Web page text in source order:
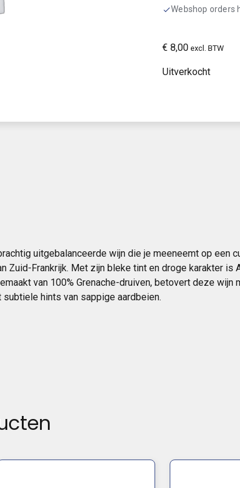
checkWebshop orders
€ 8,00 excl. BTW
Uitverkocht
uitgebalanceerde wijn die je meeneemt op een
Zuid-Frankrijk. Met zijn bleke tint en droge karakter is
van 100% Grenache-druiven, betovert deze wijn
hints van sappige aardbeien.